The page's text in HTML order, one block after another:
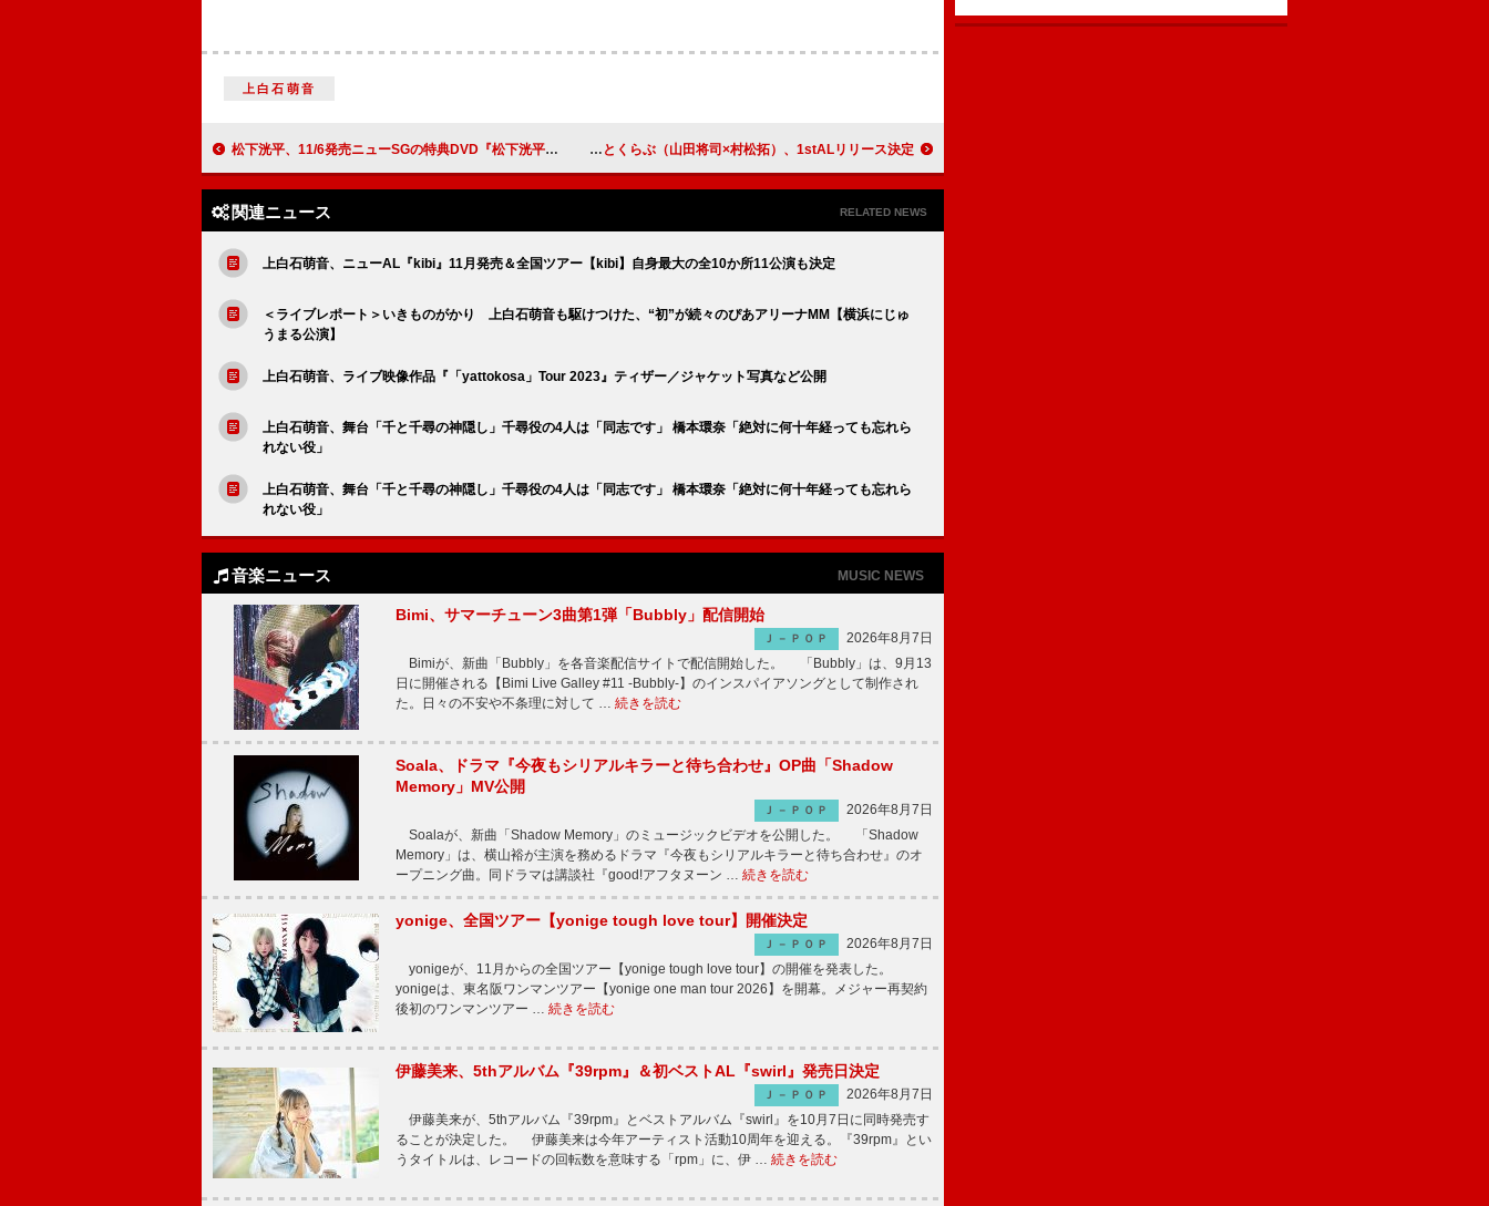
上白石萌音
松下洸平、11/6発売ニューSGの特典DVD『松下洸平のロケぼっちde佐世保っち』ティザー映像公開 とまとくらぶ（山田将司×村松拓）、1stALリリース決定
関連ニュース RELATED NEWS
上白石萌音、ニューAL『kibi』11月発売＆全国ツアー【kibi】自身最大の全10か所11公演も決定
＜ライブレポート＞いきものがかり 上白石萌音も駆けつけた、“初”が続々のぴあアリーナMM【横浜にじゅ
うまる公演】
上白石萌音、ライブ映像作品『「yattokosa」Tour 2023』ティザー／ジャケット写真など公開
上白石萌音、舞台「千と千尋の神隠し」千尋役の4人は「同志です」 橋本環奈「絶対に何十年経っても忘れら
れない役」
上白石萌音、舞台「千と千尋の神隠し」千尋役の4人は「同志です」 橋本環奈「絶対に何十年経っても忘れら
れない役」
音楽ニュース MUSIC NEWS
Bimi、サマーチューン3曲第1弾「Bubbly」配信開始
Ｊ－ＰＯＰ
2026年8月7日
Bimiが、新曲「Bubbly」を各音楽配信サイトで配信開始した。 「Bubbly」は、9月13
日に開催される【Bimi Live Galley #11 -Bubbly-】のインスパイアソングとして制作され
た。日々の不安や不条理に対して … 続きを読む
Soala、ドラマ『今夜もシリアルキラーと待ち合わせ』OP曲「Shadow
Memory」MV公開
Ｊ－ＰＯＰ
2026年8月7日
Soalaが、新曲「Shadow Memory」のミュージックビデオを公開した。 「Shadow
Memory」は、横山裕が主演を務めるドラマ『今夜もシリアルキラーと待ち合わせ』のオ
ープニング曲。同ドラマは講談社『good!アフタヌーン … 続きを読む
yonige、全国ツアー【yonige tough love tour】開催決定
Ｊ－ＰＯＰ
2026年8月7日
yonigeが、11月からの全国ツアー【yonige tough love tour】の開催を発表した。
yonigeは、東名阪ワンマンツアー【yonige one man tour 2026】を開幕。メジャー再契約
後初のワンマンツアー … 続きを読む
伊藤美来、5thアルバム『39rpm』＆初ベストAL『swirl』発売日決定
Ｊ－ＰＯＰ
2026年8月7日
伊藤美来が、5thアルバム『39rpm』とベストアルバム『swirl』を10月7日に同時発売す
ることが決定した。 伊藤美来は今年アーティスト活動10周年を迎える。『39rpm』とい
うタイトルは、レコードの回転数を意味する「rpm」に、伊 … 続きを読む